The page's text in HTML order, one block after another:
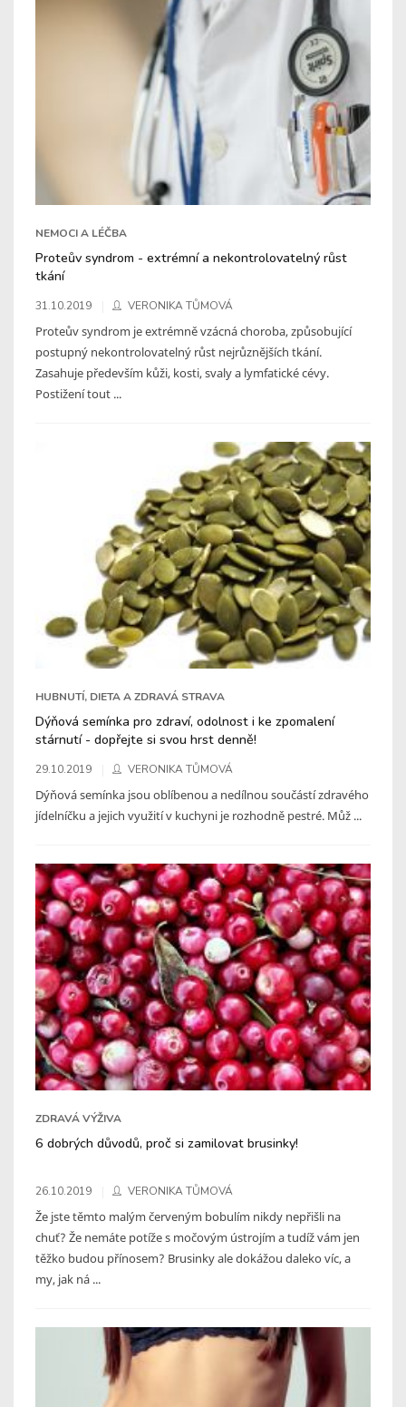
NEMOCI A LÉČBA
Proteův syndrom - extrémní a nekontrolovatelný růst
tkání
31.10.2019 VERONIKA TŮMOVÁ
Proteův syndrom je extrémně vzácná choroba, způsobující
postupný nekontrolovatelný růst nejrůznějších tkání.
Zasahuje především kůži, kosti, svaly a lymfatické cévy.
Postižení tout ...
HUBNUTÍ, DIETA A ZDRAVÁ STRAVA
Dýňová semínka pro zdraví, odolnost i ke zpomalení
stárnutí - dopřejte si svou hrst denně!
29.10.2019 VERONIKA TŮMOVÁ
Dýňová semínka jsou oblíbenou a nedílnou součástí zdravého
jídelníčku a jejich využití v kuchyni je rozhodně pestré. Můž ...
ZDRAVÁ VÝŽIVA
6 dobrých důvodů, proč si zamilovat brusinky!
26.10.2019 VERONIKA TŮMOVÁ
Že jste těmto malým červeným bobulím nikdy nepřišli na
chuť? Že nemáte potíže s močovým ústrojím a tudíž vám jen
těžko budou přínosem? Brusinky ale dokážou daleko víc, a
my, jak ná ...